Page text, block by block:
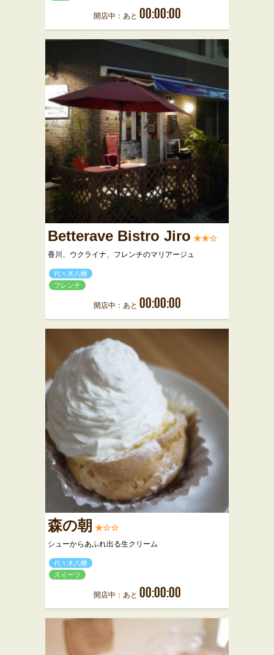
開店中：あと 00:00:00
Betterave Bistro Jiro ★★☆
香川、ウクライナ、フレンチのマリアージュ
代々木八幡
フレンチ
開店中：あと 00:00:00
森の朝 ★☆☆
シューからあふれ出る生クリーム
代々木八幡
スイーツ
開店中：あと 00:00:00